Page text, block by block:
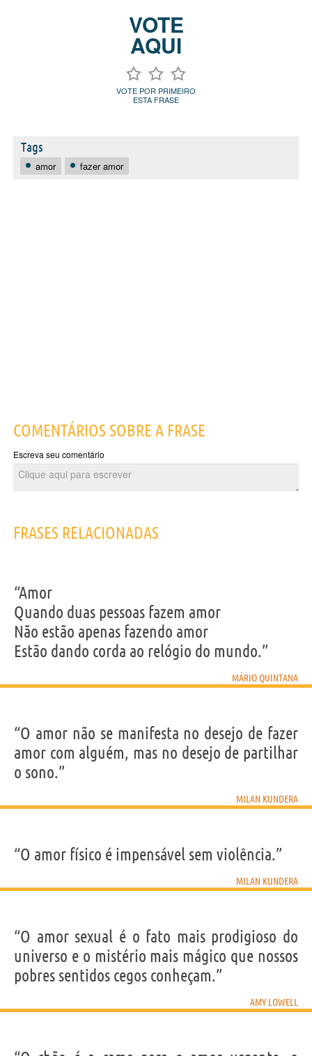
VOTE
AQUI
VOTE POR PRIMEIRO
ESTA FRASE
Tags
amor fazer amor
COMENTÁRIOS SOBRE A FRASE
Escreva seu comentário
FRASES RELACIONADAS
“Amor
Quando duas pessoas fazem amor
Não estão apenas fazendo amor
Estão dando corda ao relógio do mundo.”
MÁRIO QUINTANA
“O amor não se manifesta no desejo de fazer
amor com alguém, mas no desejo de partilhar
o sono.”
MILAN KUNDERA
“O amor físico é impensável sem violência.”
MILAN KUNDERA
“O amor sexual é o fato mais prodigioso do
universo e o mistério mais mágico que nossos
pobres sentidos cegos conheçam.”
AMY LOWELL